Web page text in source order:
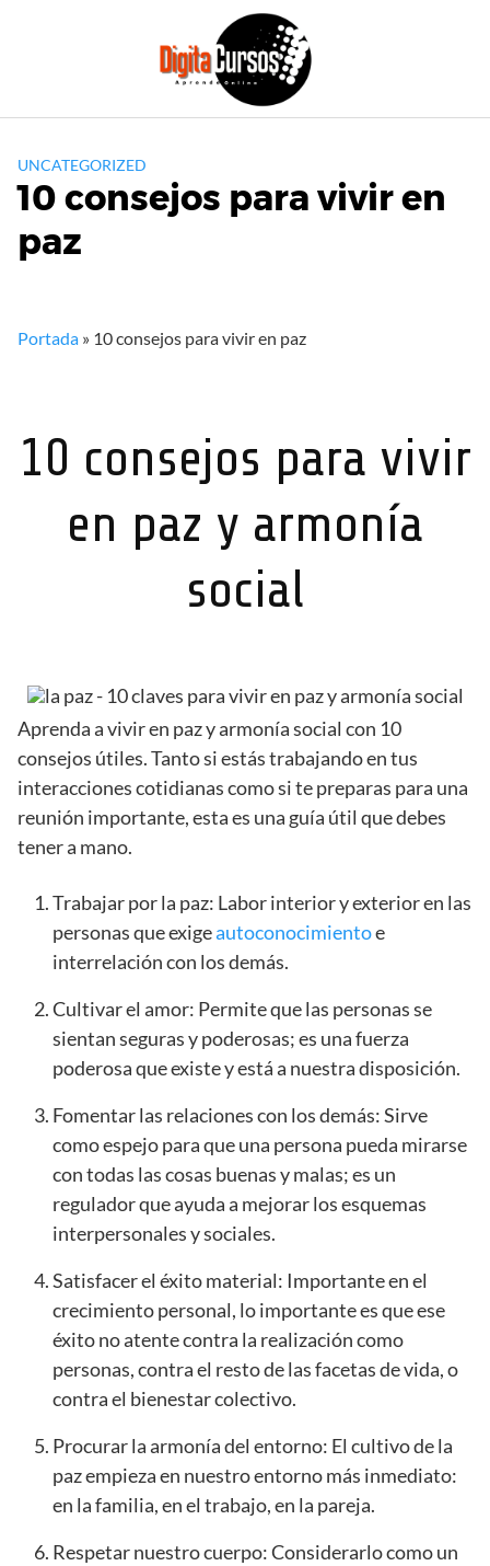
UNCATEGORIZED
10 consejos para vivir en
paz
Portada » 10 consejos para vivir en paz
10 consejos para vivir
en paz y armonía
social
Aprenda a vivir en paz y armonía social con 10
consejos útiles. Tanto si estás trabajando en tus
interacciones cotidianas como si te preparas para una
reunión importante, esta es una guía útil que debes
tener a mano.
Trabajar por la paz: Labor interior y exterior en las
personas que exigeautoconocimientoe
interrelación con los demás.
Cultivar el amor: Permite que las personas se
sientan seguras y poderosas; es una fuerza
poderosa que existe y está a nuestra disposición.
Fomentar las relaciones con los demás: Sirve
como espejo para que una persona pueda mirarse
con todas las cosas buenas y malas; es un
regulador que ayuda a mejorar los esquemas
interpersonales y sociales.
Satisfacer el éxito material: Importante en el
crecimiento personal, lo importante es que ese
éxito no atente contra la realización como
personas, contra el resto de las facetas de vida, o
contra el bienestar colectivo.
Procurar la armonía del entorno: El cultivo de la
paz empieza en nuestro entorno más inmediato:
en la familia, en el trabajo, en la pareja.
Respetar nuestro cuerpo: Considerarlo como un